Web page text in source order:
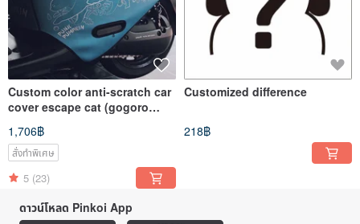
Custom color anti-scratch car
cover escape cat (gogoro
2/3/viva/Ai1/UR1/eReady)
1,706฿
สั่งทำพิเศษ
5 (23)
Customized difference
218฿
ดาวน์โหลด Pinkoi App